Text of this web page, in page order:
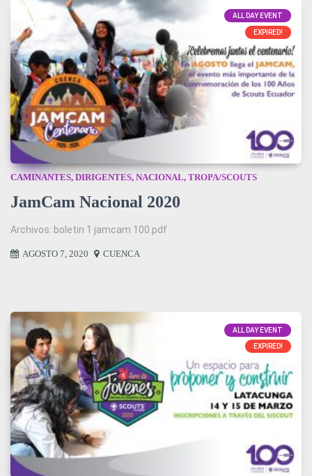
ALL DAY EVENT
EXPIRED!
CAMINANTES, DIRIGENTES, NACIONAL, TROPA/SCOUTS
JamCam Nacional 2020
Archivos: boletin 1 jamcam 100.pdf
AGOSTO 7, 2020 CUENCA
ALL DAY EVENT
EXPIRED!